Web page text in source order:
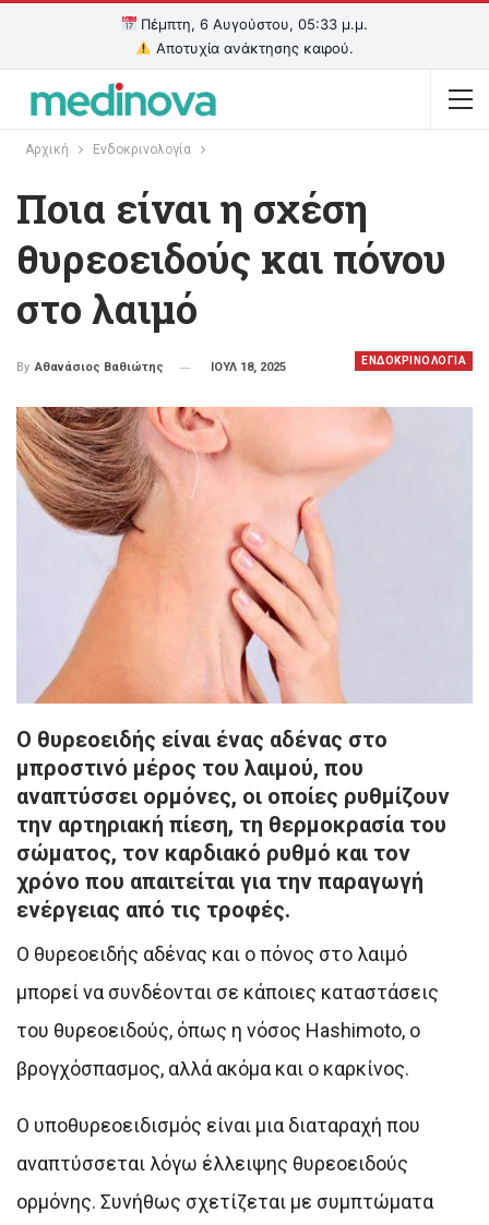
Πέμπτη, 6 Αυγούστου, 05:33 μ.μ.
Αποτυχία ανάκτησης καιρού.
Αρχική Ενδοκρινολογία
Ποια είναι η σχέση
θυρεοειδούς και πόνου
στο λαιμό
ΕΝΔΟΚΡΙΝΟΛΟΓΙΑ
By Αθανάσιος Βαθιώτης ΙΟΥΛ 18, 2025
Ο θυρεοειδής είναι ένας αδένας στο
μπροστινό μέρος του λαιμού, που
αναπτύσσει ορμόνες, οι οποίες ρυθμίζουν
την αρτηριακή πίεση, τη θερμοκρασία του
σώματος, τον καρδιακό ρυθμό και τον
χρόνο που απαιτείται για την παραγωγή
ενέργειας από τις τροφές.
Ο θυρεοειδής αδένας και ο πόνος στο λαιμό
μπορεί να συνδέονται σε κάποιες καταστάσεις
του θυρεοειδούς, όπως η νόσος Hashimoto, ο
βρογχόσπασμος, αλλά ακόμα και ο καρκίνος.
Ο υποθυρεοειδισμός είναι μια διαταραχή που
αναπτύσσεται λόγω έλλειψης θυρεοειδούς
ορμόνης. Συνήθως σχετίζεται με συμπτώματα